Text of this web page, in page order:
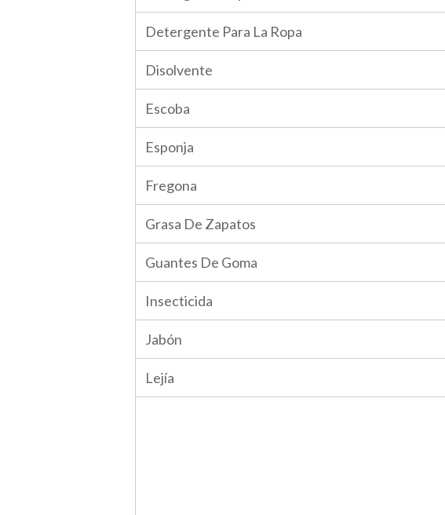
Detergente Para La Ropa
Disolvente
Escoba
Esponja
Fregona
Grasa De Zapatos
Guantes De Goma
Insecticida
Jabón
Lejía